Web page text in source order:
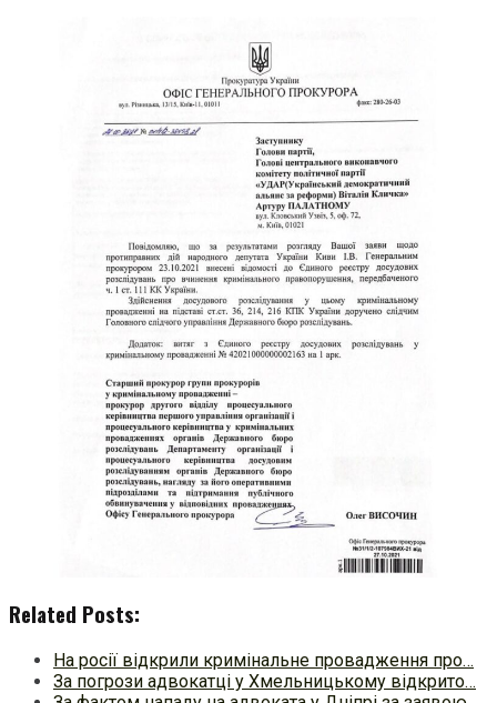
Related Posts:
На росії відкрили кримінальне провадження про…
За погрози адвокатці у Хмельницькому відкрито…